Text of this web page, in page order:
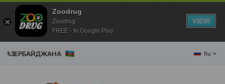
Ru
Zoodrug
Zoodrug
FREE - In Google Play
VIEW